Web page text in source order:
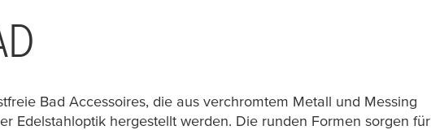
Bad Accessoires, die aus verchromtem Metall und Messing
Edelstahloptik hergestellt werden. Die runden Formen sorgen für